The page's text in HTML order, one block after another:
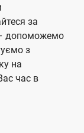
за
допоможемо
з
на
час в